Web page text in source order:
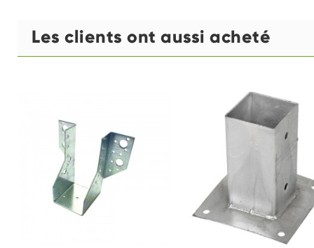
Les clients ont aussi acheté